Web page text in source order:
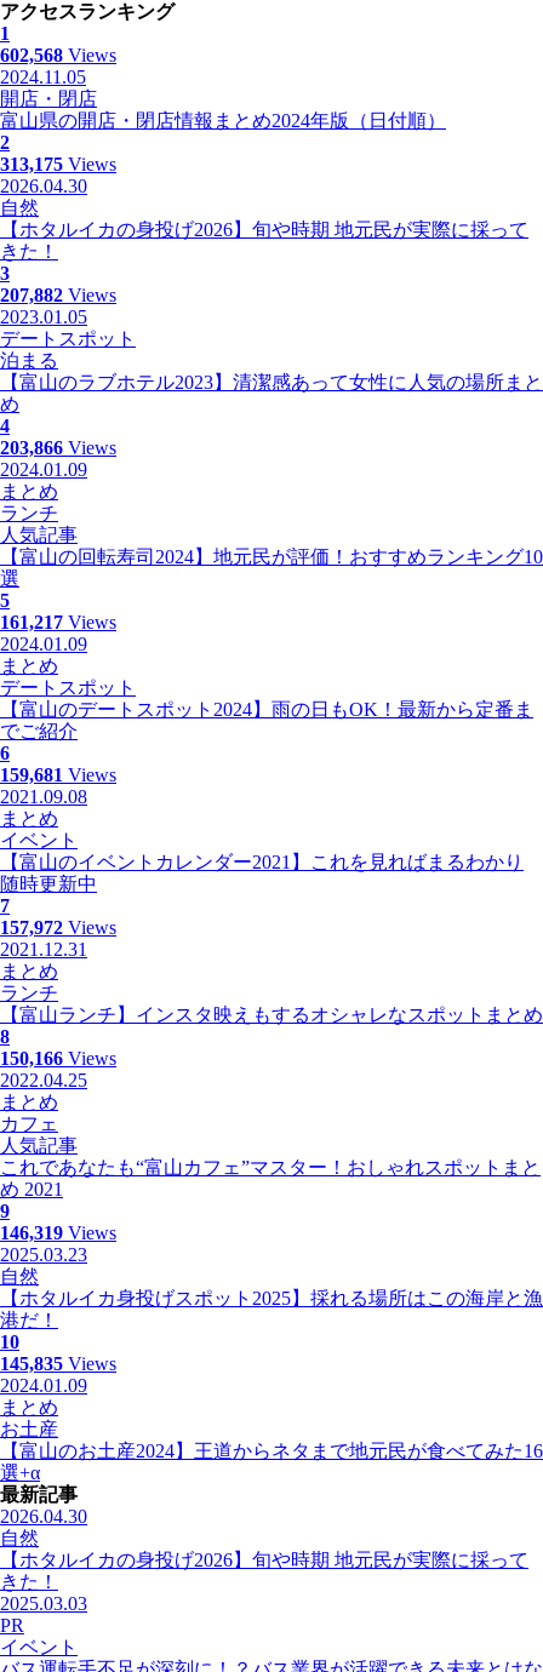
アクセスランキング
1
602,568 Views
2024.11.05
開店・閉店
富山県の開店・閉店情報まとめ2024年版（日付順）
2
313,175 Views
2026.04.30
自然
【ホタルイカの身投げ2026】旬や時期 地元民が実際に採って
きた！
3
207,882 Views
2023.01.05
デートスポット
泊まる
【富山のラブホテル2023】清潔感あって女性に人気の場所まと
め
4
203,866 Views
2024.01.09
まとめ
ランチ
人気記事
【富山の回転寿司2024】地元民が評価！おすすめランキング10
選
5
161,217 Views
2024.01.09
まとめ
デートスポット
【富山のデートスポット2024】雨の日もOK！最新から定番ま
でご紹介
6
159,681 Views
2021.09.08
まとめ
イベント
【富山のイベントカレンダー2021】これを見ればまるわかり
随時更新中
7
157,972 Views
2021.12.31
まとめ
ランチ
【富山ランチ】インスタ映えもするオシャレなスポットまとめ
8
150,166 Views
2022.04.25
まとめ
カフェ
人気記事
これであなたも“富山カフェ”マスター！おしゃれスポットまと
め 2021
9
146,319 Views
2025.03.23
自然
【ホタルイカ身投げスポット2025】採れる場所はこの海岸と漁
港だ！
10
145,835 Views
2024.01.09
まとめ
お土産
【富山のお土産2024】王道からネタまで地元民が食べてみた16
選+α
最新記事
2026.04.30
自然
【ホタルイカの身投げ2026】旬や時期 地元民が実際に採って
きた！
2025.03.03
PR
イベント